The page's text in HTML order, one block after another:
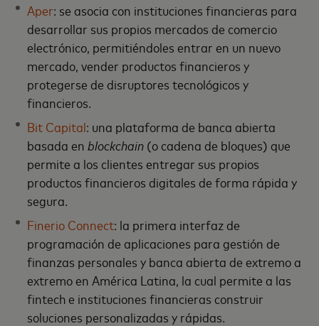
Aper: se asocia con instituciones financieras para
desarrollar sus propios mercados de comercio
electrónico, permitiéndoles entrar en un nuevo
mercado, vender productos financieros y
protegerse de disruptores tecnológicos y
financieros.
Bit Capital: una plataforma de banca abierta
basada en blockchain (o cadena de bloques) que
permite a los clientes entregar sus propios
productos financieros digitales de forma rápida y
segura.
Finerio Connect: la primera interfaz de
programación de aplicaciones para gestión de
finanzas personales y banca abierta de extremo a
extremo en América Latina, la cual permite a las
fintech e instituciones financieras construir
soluciones personalizadas y rápidas.